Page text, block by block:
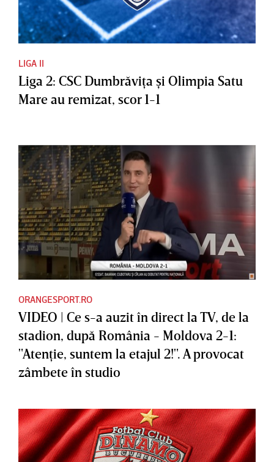
LIGA II
Liga 2: CSC Dumbrăviţa şi Olimpia Satu
Mare au remizat, scor 1-1
ORANGESPORT.RO
VIDEO | Ce s-a auzit în direct la TV, de la
stadion, după România - Moldova 2-1:
"Atenţie, suntem la etajul 2!". A provocat
zâmbete în studio